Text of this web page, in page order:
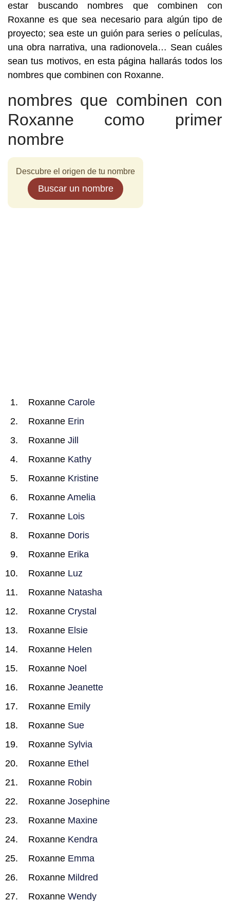
estar buscando nombres que combinen con
Roxanne es que sea necesario para algún tipo de
proyecto; sea este un guión para series o películas,
una obra narrativa, una radionovela… Sean cuáles
sean tus motivos, en esta página hallarás todos los
nombres que combinen con Roxanne.
nombres que combinen con
Roxanne como primer
nombre
Descubre el origen de tu nombre
Buscar un nombre
Roxanne Carole
Roxanne Erin
Roxanne Jill
Roxanne Kathy
Roxanne Kristine
Roxanne Amelia
Roxanne Lois
Roxanne Doris
Roxanne Erika
Roxanne Luz
Roxanne Natasha
Roxanne Crystal
Roxanne Elsie
Roxanne Helen
Roxanne Noel
Roxanne Jeanette
Roxanne Emily
Roxanne Sue
Roxanne Sylvia
Roxanne Ethel
Roxanne Robin
Roxanne Josephine
Roxanne Maxine
Roxanne Kendra
Roxanne Emma
Roxanne Mildred
Roxanne Wendy